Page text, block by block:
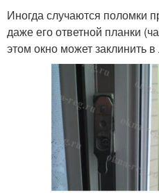
Иногда случаются поломки
даже его ответной планки
этом окно может заклинить